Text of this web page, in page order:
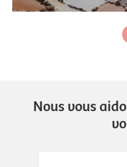
Nous vous